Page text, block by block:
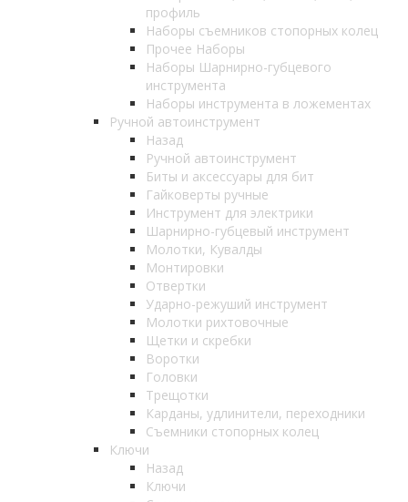
профиль
Наборы съемников стопорных колец
Прочее Наборы
Наборы Шарнирно-губцевого
инструмента
Наборы инструмента в ложементах
Ручной автоинструмент
Назад
Ручной автоинструмент
Биты и аксессуары для бит
Гайковерты ручные
Инструмент для электрики
Шарнирно-губцевый инструмент
Молотки, Кувалды
Монтировки
Отвертки
Ударно-режуший инструмент
Молотки рихтовочные
Щетки и скребки
Воротки
Головки
Трещотки
Карданы, удлинители, переходники
Съемники стопорных колец
Ключи
Назад
Ключи